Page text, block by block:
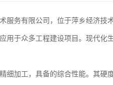
服务有限公司，位于萍乡经济
用于众多工程建设项目。现代化
细加工，具备的综合性能。其